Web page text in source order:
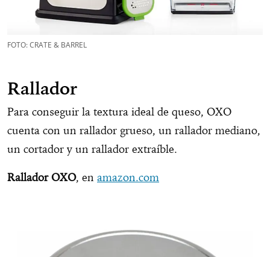
FOTO: CRATE & BARREL
Rallador
Para conseguir la textura ideal de queso, OXO
cuenta con un rallador grueso, un rallador mediano,
un cortador y un rallador extraíble.
Rallador OXO, en amazon.com